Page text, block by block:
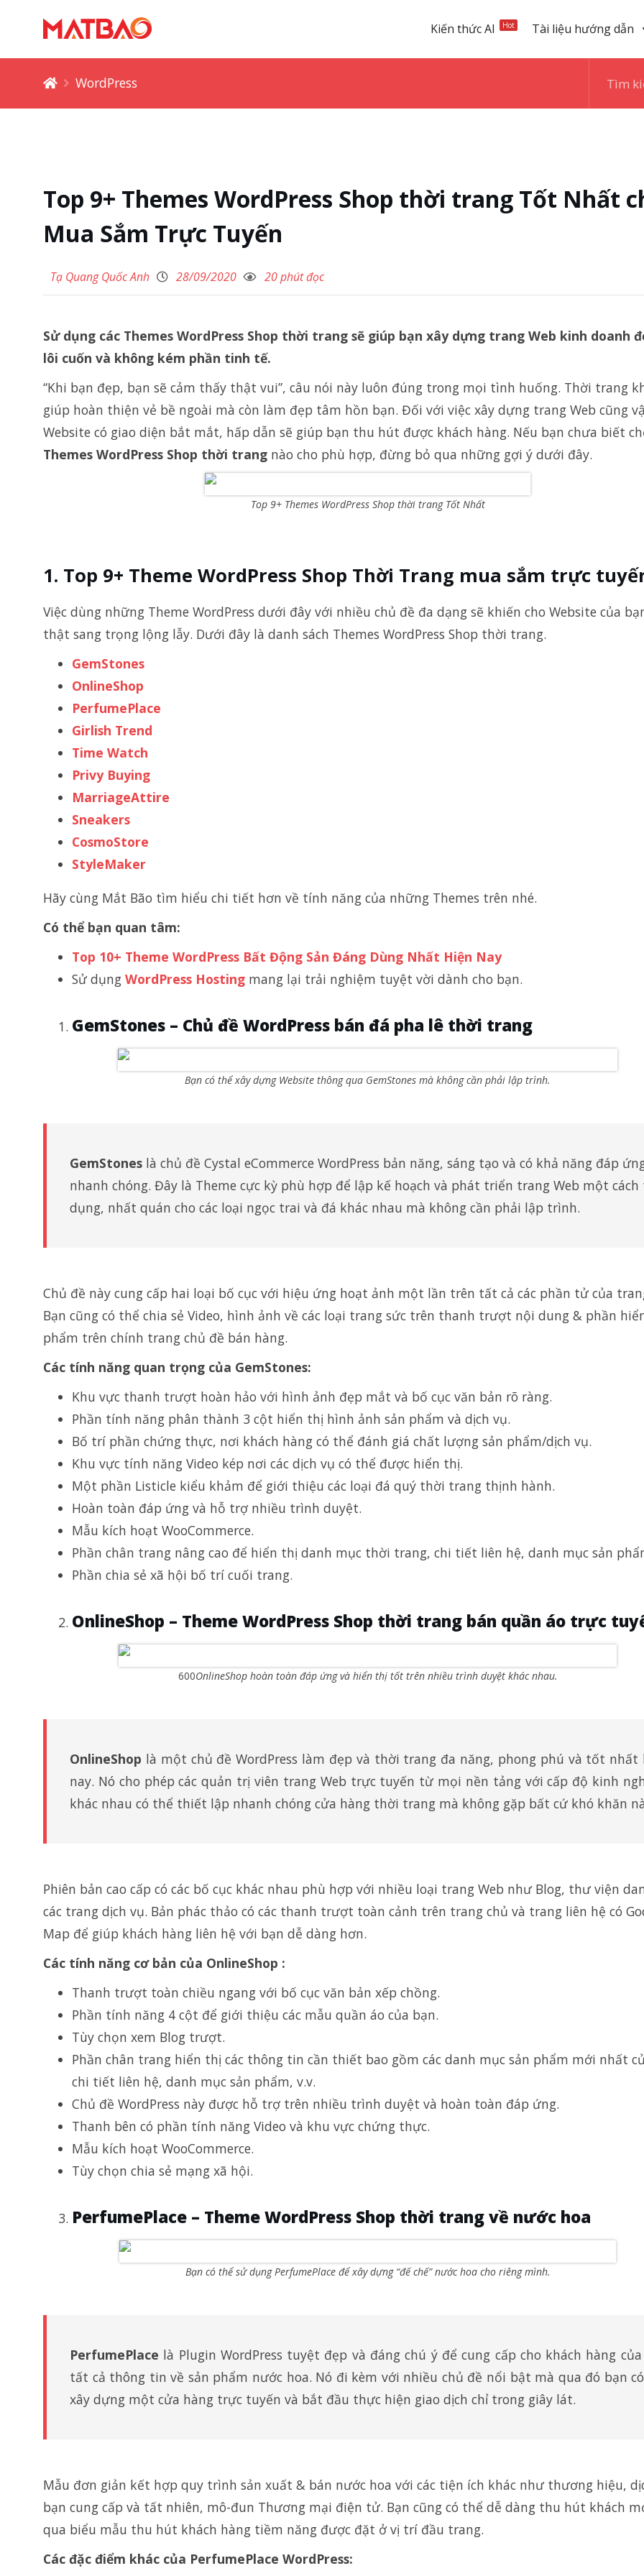
Kiến thức AI Hot Tài liệu hướng dẫn
WordPress
Top 9+ Themes WordPress Shop thời trang Tốt Nhất
Mua Sắm Trực Tuyến
Tạ Quang Quốc Anh 28/09/2020 20 phút đọc
Sử dụng các Themes WordPress Shop thời trang sẽ giúp bạn xây dựng trang Web kinh doanh
lôi cuốn và không kém phần tinh tế.
“Khi bạn đẹp, bạn sẽ cảm thấy thật vui”, câu nói này luôn đúng trong mọi tình huống. Thời trang
giúp hoàn thiện vẻ bề ngoài mà còn làm đẹp tâm hồn bạn. Đối với việc xây dựng trang Web cũng
Website có giao diện bắt mắt, hấp dẫn sẽ giúp bạn thu hút được khách hàng. Nếu bạn chưa biết
Themes WordPress Shop thời trang nào cho phù hợp, đừng bỏ qua những gợi ý dưới đây.
Top 9+ Themes WordPress Shop thời trang Tốt Nhất
Top 9+ Theme WordPress Shop Thời Trang mua sắm trực
Việc dùng những Theme WordPress dưới đây với nhiều chủ đề đa dạng sẽ khiến cho Website của
thật sang trọng lộng lẫy. Dưới đây là danh sách Themes WordPress Shop thời trang.
GemStones
OnlineShop
PerfumePlace
Girlish Trend
Time Watch
Privy Buying
MarriageAttire
Sneakers
CosmoStore
StyleMaker
Hãy cùng Mắt Bão tìm hiểu chi tiết hơn về tính năng của những Themes trên nhé.
Có thể bạn quan tâm:
Top 10+ Theme WordPress Bất Động Sản Đáng Dùng Nhất Hiện Nay
Sử dụng WordPress Hosting mang lại trải nghiệm tuyệt vời dành cho bạn.
GemStones – Chủ đề WordPress bán đá pha lê thời trang
Bạn có thể xây dựng Website thông qua GemStones mà không cần phải lập trình.
GemStones là chủ đề Cystal eCommerce WordPress bản năng, sáng tạo và có khả năng đáp
nhanh chóng. Đây là Theme cực kỳ phù hợp để lập kế hoạch và phát triển trang Web một cách
dụng, nhất quán cho các loại ngọc trai và đá khác nhau mà không cần phải lập trình.
Chủ đề này cung cấp hai loại bố cục với hiệu ứng hoạt ảnh một lần trên tất cả các phần tử của
Bạn cũng có thể chia sẻ Video, hình ảnh về các loại trang sức trên thanh trượt nội dung & phần
phẩm trên chính trang chủ đề bán hàng.
Các tính năng quan trọng của GemStones:
Khu vực thanh trượt hoàn hảo với hình ảnh đẹp mắt và bố cục văn bản rõ ràng.
Phần tính năng phân thành 3 cột hiển thị hình ảnh sản phẩm và dịch vụ.
Bố trí phần chứng thực, nơi khách hàng có thể đánh giá chất lượng sản phẩm/dịch vụ.
Khu vực tính năng Video kép nơi các dịch vụ có thể được hiển thị.
Một phần Listicle kiểu khảm để giới thiệu các loại đá quý thời trang thịnh hành.
Hoàn toàn đáp ứng và hỗ trợ nhiều trình duyệt.
Mẫu kích hoạt WooCommerce.
Phần chân trang nâng cao để hiển thị danh mục thời trang, chi tiết liên hệ, danh mục sản
Phần chia sẻ xã hội bố trí cuối trang.
OnlineShop – Theme WordPress Shop thời trang bán quần áo trực
600OnlineShop hoàn toàn đáp ứng và hiển thị tốt trên nhiều trình duyệt khác nhau.
OnlineShop là một chủ đề WordPress làm đẹp và thời trang đa năng, phong phú và tốt nhất
nay. Nó cho phép các quản trị viên trang Web trực tuyến từ mọi nền tảng với cấp độ kinh
khác nhau có thể thiết lập nhanh chóng cửa hàng thời trang mà không gặp bất cứ khó khăn
Phiên bản cao cấp có các bố cục khác nhau phù hợp với nhiều loại trang Web như Blog, thư viện
các trang dịch vụ. Bản phác thảo có các thanh trượt toàn cảnh trên trang chủ và trang liên hệ có
Map để giúp khách hàng liên hệ với bạn dễ dàng hơn.
Các tính năng cơ bản của OnlineShop :
Thanh trượt toàn chiều ngang với bố cục văn bản xếp chồng.
Phần tính năng 4 cột để giới thiệu các mẫu quần áo của bạn.
Tùy chọn xem Blog trượt.
Phần chân trang hiển thị các thông tin cần thiết bao gồm các danh mục sản phẩm mới nhất
chi tiết liên hệ, danh mục sản phẩm, v.v.
Chủ đề WordPress này được hỗ trợ trên nhiều trình duyệt và hoàn toàn đáp ứng.
Thanh bên có phần tính năng Video và khu vực chứng thực.
Mẫu kích hoạt WooCommerce.
Tùy chọn chia sẻ mạng xã hội.
PerfumePlace – Theme WordPress Shop thời trang về nước hoa
Bạn có thể sử dụng PerfumePlace để xây dựng “đế chế” nước hoa cho riêng mình.
PerfumePlace là Plugin WordPress tuyệt đẹp và đáng chú ý để cung cấp cho khách hàng
tất cả thông tin về sản phẩm nước hoa. Nó đi kèm với nhiều chủ đề nổi bật mà qua đó bạn
xây dựng một cửa hàng trực tuyến và bắt đầu thực hiện giao dịch chỉ trong giây lát.
Mẫu đơn giản kết hợp quy trình sản xuất & bán nước hoa với các tiện ích khác như thương hiệu,
bạn cung cấp và tất nhiên, mô-đun Thương mại điện tử. Bạn cũng có thể dễ dàng thu hút khách
qua biểu mẫu thu hút khách hàng tiềm năng được đặt ở vị trí đầu trang.
Các đặc điểm khác của PerfumePlace WordPress: